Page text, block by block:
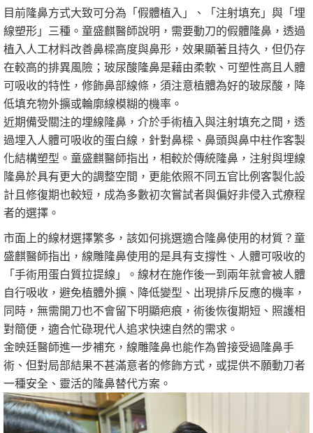
目前隆鼻方式大致可分為「假體植入」、「注射填充」與「埋
線塑形」三種。童盛麒醫師說明，需要動刀的假體隆鼻，透過
植入人工材料改善鼻樑高度與鼻形，效果顯著且持久，但仍存
在較高的排異風險；玻尿酸隆鼻是藉由柔軟、可塑性高且人體
可吸收的特性，修飾鼻部線條，須注意植體為好的玻尿酸，降
低填充物外擴或輪廓線模糊的機率。
近期備受關注的埋線隆鼻，介於手術植入與注射填充之間，透
過埋入人體可吸收的蛋白線，針對鼻樑、鼻頭與鼻中柱作客製
化結構塑型。童盛麒醫師指出，相較於傳統隆鼻，注射與埋線
隆鼻於具有更大的調整空間，更能依照不同五官比例客製化設
計且修復期也較短，成為多數初次嘗試者與偏好非侵入式療程
者的選擇。
市面上的線材選擇繁多，該如何挑選適合隆鼻使用的材質？童
盛麒醫師指出，線雕隆鼻使用的是具有支撐性、人體可吸收的
「手術用蛋白質拉提線」。線材在施作後一到兩年就會被人體
自行吸收，避免植體外擴、降低變型、出現排斥反應的機率，
同時，無需開刀也不會留下明顯疤痕，術後恢復期短、照護相
對簡便，適合忙碌現代人追求快速自然的需求。
金映廷醫師進一步補充，線雕隆鼻也能作為曾接受過隆鼻手
術、但對局部結果不甚滿意者的修飾方式，或提供不願動刀者
一種安全、靈活的隆鼻替代方案。